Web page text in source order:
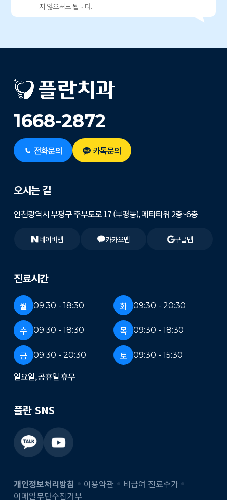
지 않으셔도 됩니다.
1668-2872
전화문의 카톡문의
진료시간
월 09:30 - 18:30 화 09:30 - 20:30
수 09:30 - 18:30 목 09:30 - 18:30
금 09:30 - 20:30 토 09:30 - 15:30
일요일, 공휴일 휴무
오시는 길
인천광역시 부평구 주부토로 17 (부평동), 메타타워 2층~6층
네이버맵 카카오맵 구글맵
플란 SNS
개인정보처리방침 이용약관
비급여 진료수가
이메일무단수집거부